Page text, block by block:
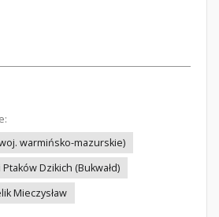
warmińsko-mazurskie)
Dzikich (Bukwałd)
Mieczysław